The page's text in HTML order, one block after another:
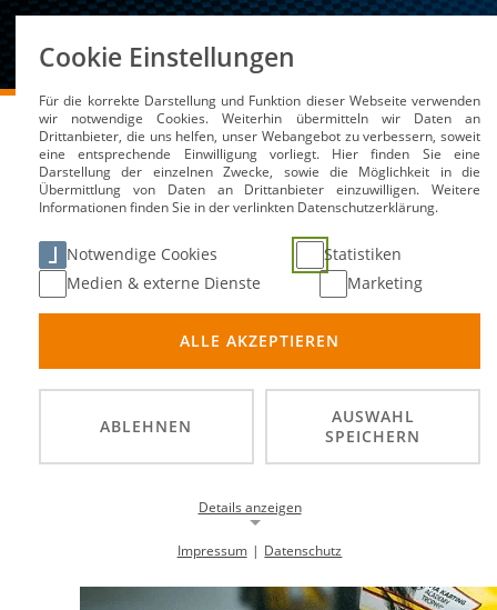
DMSB Medien / Service News
Emilio Bernd debütiert
06. Mai 2024
Cookie Einstellungen
Für die korrekte Darstellung und Funktion dieser Webseite verwenden
wir notwendige Cookies. Weiterhin übermitteln wir Daten an
Drittanbieter, die uns helfen, unser Webangebot zu verbessern, soweit
eine entsprechende Einwilligung vorliegt. Hier finden Sie eine
Darstellung der einzelnen Zwecke, sowie die Möglichkeit in die
Übermittlung von Daten an Drittanbieter einzuwilligen. Weitere
Informationen finden Sie in der verlinkten Datenschutzerklärung.
Notwendige Cookies
Statistiken
Medien & externe Dienste
Marketing
ALLE AKZEPTIEREN
ABLEHNEN
AUSWAHL
SPEICHERN
Details anzeigen
Notwendige Cookies ermöglichen die Kernfunktionalität einer
Impressum | Datenschutz